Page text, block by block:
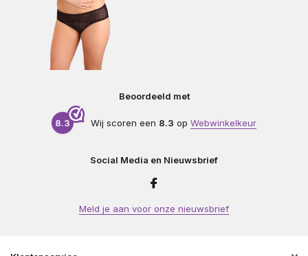
Beoordeeld met
8.3 Wij scoren een 8.3 op Webwinkelkeur
Social Media en Nieuwsbrief
Meld je aan voor onze nieuwsbrief